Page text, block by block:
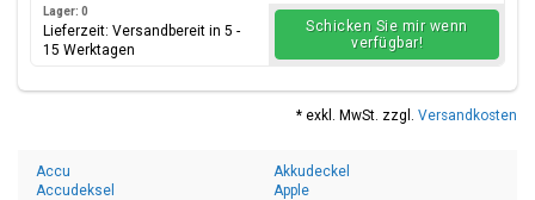
Lager: 0
Lieferzeit: Versandbereit in 5 -
15 Werktagen
Schicken Sie mir wenn
verfügbar!
* exkl. MwSt. zzgl. Versandkosten
Accu
Accudeksel
Akkudeckel
Apple